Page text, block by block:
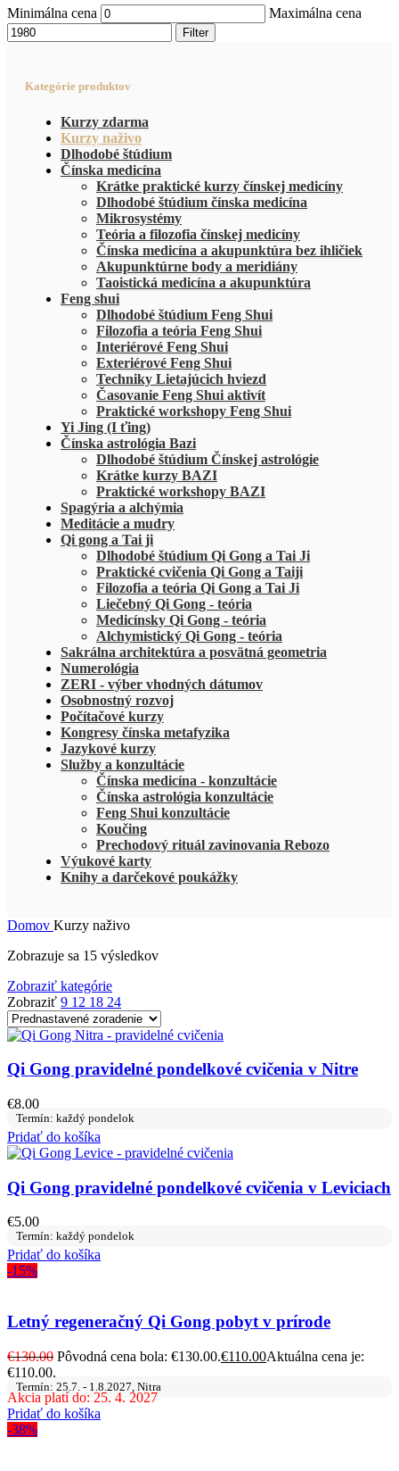
Minimálna cena Maximálna cena
Filter
Kategórie produktov
Kurzy zdarma
Kurzy naživo
Dlhodobé štúdium
Čínska medicína
Krátke praktické kurzy čínskej medicíny
Dlhodobé štúdium čínska medicína
Mikrosystémy
Teória a filozofia čínskej medicíny
Čínska medicína a akupunktúra bez ihličiek
Akupunktúrne body a meridiány
Taoistická medicína a akupunktúra
Feng shui
Dlhodobé štúdium Feng Shui
Filozofia a teória Feng Shui
Interiérové Feng Shui
Exteriérové Feng Shui
Techniky Lietajúcich hviezd
Časovanie Feng Shui aktivít
Praktické workshopy Feng Shui
Yi Jing (I ťing)
Čínska astrológia Bazi
Dlhodobé štúdium Čínskej astrológie
Krátke kurzy BAZI
Praktické workshopy BAZI
Spagýria a alchýmia
Meditácie a mudry
Qi gong a Tai ji
Dlhodobé štúdium Qi Gong a Tai Ji
Praktické cvičenia Qi Gong a Taiji
Filozofia a teória Qi Gong a Tai Ji
Liečebný Qi Gong - teória
Medicínsky Qi Gong - teória
Alchymistický Qi Gong - teória
Sakrálna architektúra a posvätná geometria
Numerológia
ZERI - výber vhodných dátumov
Osobnostný rozvoj
Počítačové kurzy
Kongresy čínska metafyzika
Jazykové kurzy
Služby a konzultácie
Čínska medicína - konzultácie
Čínska astrológia konzultácie
Feng Shui konzultácie
Koučing
Prechodový rituál zavinovania Rebozo
Výukové karty
Knihy a darčekové poukážky
Domov Kurzy naživo
Zobrazuje sa 15 výsledkov
Zobraziť kategórie
Zobraziť 9 12 18 24
Qi Gong pravidelné pondelkové cvičenia v Nitre
€8.00
Termín: každý pondelok
Pridať do košíka
Qi Gong pravidelné pondelkové cvičenia v Leviciach
€5.00
Termín: každý pondelok
Pridať do košíka
-15%
Letný regeneračný Qi Gong pobyt v prírode
€130.00 Pôvodná cena bola: €130.00.€110.00Aktuálna cena je:
€110.00.
Termín: 25.7. - 1.8.2027, Nitra
Akcia platí do: 25. 4. 2027
Pridať do košíka
-38%